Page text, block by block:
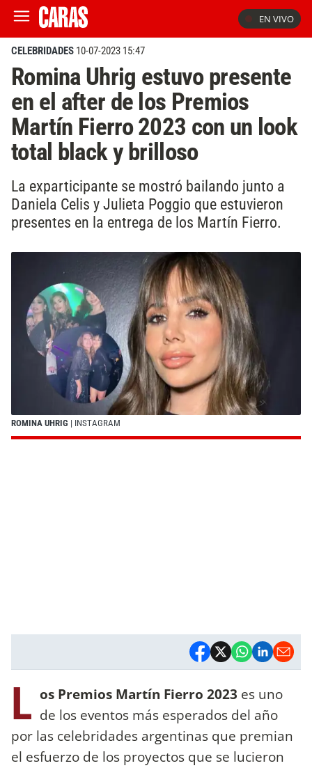
EN VIVO
CELEBRIDADES 10-07-2023 15:47
Romina Uhrig estuvo presente
en el after de los Premios
Martín Fierro 2023 con un look
total black y brilloso
La exparticipante se mostró bailando junto a
Daniela Celis y Julieta Poggio que estuvieron
presentes en la entrega de los Martín Fierro.
ROMINA UHRIG | INSTAGRAM
L os Premios Martín Fierro 2023 es uno
de los eventos más esperados del año
por las celebridades argentinas que premian
el esfuerzo de los proyectos que se lucieron